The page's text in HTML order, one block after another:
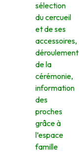
sélection
du cercueil
et de ses
accessoires,
déroulement
de la
cérémonie,
information
des
proches
grâce à
l’espace
famille